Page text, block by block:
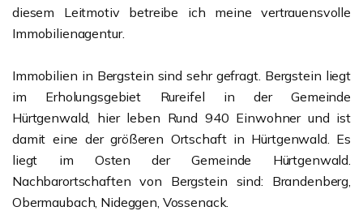
diesem Leitmotiv betreibe ich meine vertrauensvolle
Immobilienagentur.
Immobilien in Bergstein sind sehr gefragt. Bergstein liegt
im Erholungsgebiet Rureifel in der Gemeinde
Hürtgenwald, hier leben Rund 940 Einwohner und ist
damit eine der größeren Ortschaft in Hürtgenwald. Es
liegt im Osten der Gemeinde Hürtgenwald.
Nachbarortschaften von Bergstein sind: Brandenberg,
Obermaubach, Nideggen, Vossenack.